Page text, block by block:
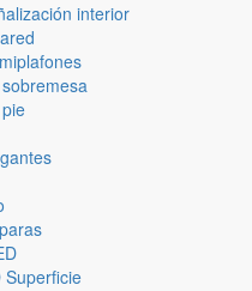
interior
Superficie